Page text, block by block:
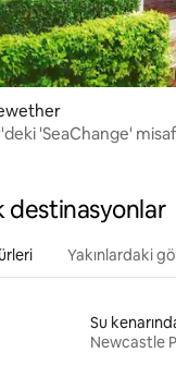
'SeaChange'
destinasyonlar
Yakınlardaki
Su
Newcastle